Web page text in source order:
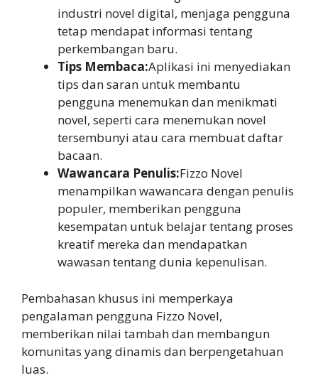
industri novel digital, menjaga pengguna
tetap mendapat informasi tentang
perkembangan baru.
Tips Membaca:Aplikasi ini menyediakan
tips dan saran untuk membantu
pengguna menemukan dan menikmati
novel, seperti cara menemukan novel
tersembunyi atau cara membuat daftar
bacaan.
Wawancara Penulis:Fizzo Novel
menampilkan wawancara dengan penulis
populer, memberikan pengguna
kesempatan untuk belajar tentang proses
kreatif mereka dan mendapatkan
wawasan tentang dunia kepenulisan.
Pembahasan khusus ini memperkaya
pengalaman pengguna Fizzo Novel,
memberikan nilai tambah dan membangun
komunitas yang dinamis dan berpengetahuan
luas.